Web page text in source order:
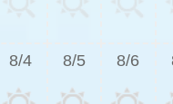
8/4 8/5 8/6